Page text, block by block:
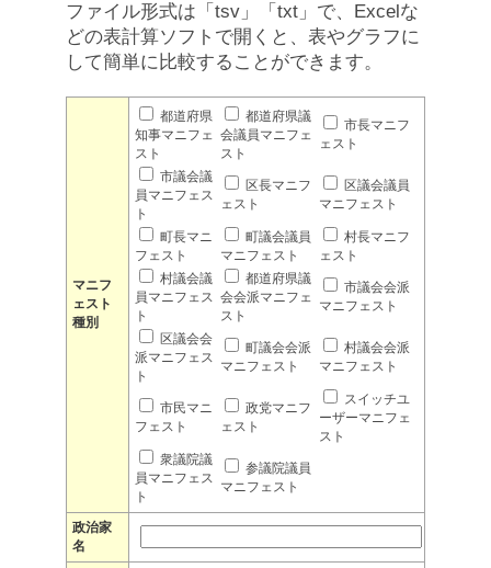
ファイル形式は「tsv」「txt」で、Excelな
どの表計算ソフトで開くと、表やグラフに
して簡単に比較することができます。
マニフ
ェスト
種別
都道府県
知事マニフェ
スト
都道府県議
会議員マニフェ
スト
市長マニフ
ェスト
市議会議
員マニフェス
ト
区長マニフ
ェスト
区議会議員
マニフェスト
町長マニ
フェスト
町議会議員
マニフェスト
村長マニフ
ェスト
村議会議
員マニフェス
ト
都道府県議
会会派マニフェ
スト
市議会会派
マニフェスト
区議会会
派マニフェス
ト
町議会会派
マニフェスト
村議会会派
マニフェスト
市民マニ
フェスト
政党マニフ
ェスト
スイッチユ
ーザーマニフェ
スト
衆議院議
員マニフェス
ト
参議院議員
マニフェスト
政治家
名